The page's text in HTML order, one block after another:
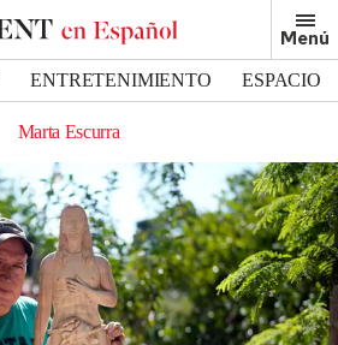
Menú
ENTRETENIMIENTO
ESPACIO
Marta Escurra